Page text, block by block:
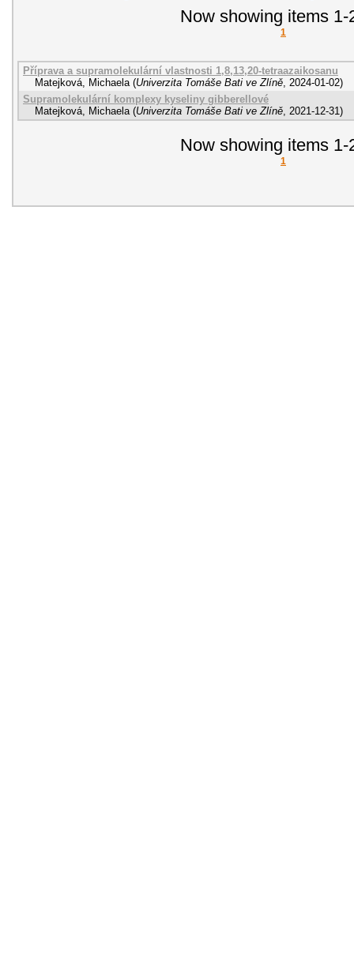
Now showing items 1-
1
Příprava a supramolekulární vlastnosti 1,8,13,20-tetraazaikosanu
Matejková, Michaela (Univerzita Tomáše Bati ve Zlíně 2024-01-02)
Supramolekulární komplexy kyseliny gibberellové
Matejková, Michaela (Univerzita Tomáše Bati ve Zlíně 2021-12-31)
Now showing items 1-
1